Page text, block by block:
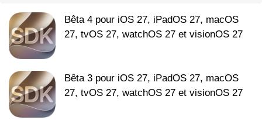
Bêta 4 pour iOS 27, iPadOS 27, macOS
27, tvOS 27, watchOS 27 et visionOS 27
Bêta 3 pour iOS 27, iPadOS 27, macOS
27, tvOS 27, watchOS 27 et visionOS 27